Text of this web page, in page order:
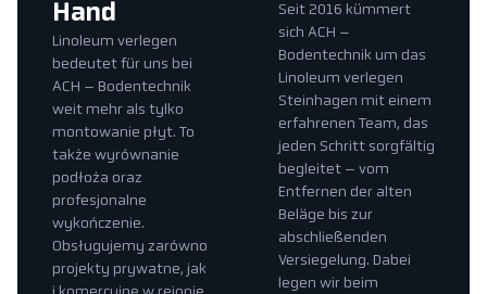
Seit 2016 kümmert
sich ACH –
Bodentechnik um das
Linoleum verlegen
Steinhagen mit einem
erfahrenen Team, das
jeden Schritt sorgfältig
begleitet – vom
Entfernen der alten
Beläge bis zur
abschließenden
Versiegelung. Dabei
legen wir beim
Hand
Linoleum verlegen
bedeutet für uns bei
ACH – Bodentechnik
weit mehr als tylko
montowanie płyt. To
także wyrównanie
podłoża oraz
profesjonalne
wykończenie.
Obsługujemy zarówno
projekty prywatne, jak